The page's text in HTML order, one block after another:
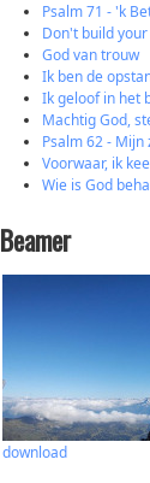
Psalm 71 - 'k
Don't build
God van trouw
Ik ben de
Ik geloof in het
Machtig God,
Psalm 62 -
Voorwaar, ik
Wie is God
Beamer
download